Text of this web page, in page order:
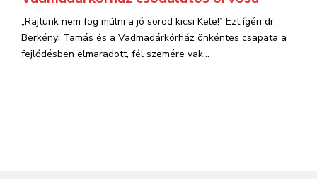
„Rajtunk nem fog múlni a jó sorod kicsi Kele!” Ezt ígéri dr.
Berkényi Tamás és a Vadmadárkórház önkéntes csapata a
fejlődésben elmaradott, fél szemére vak...